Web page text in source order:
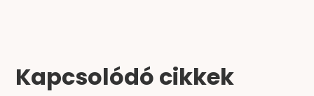
Kapcsolódó cikkek